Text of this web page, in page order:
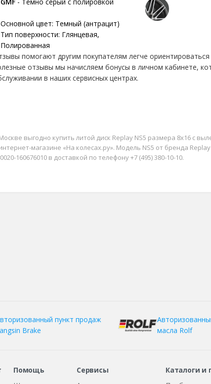
Основной цвет: Темный (антрацит)
Тип поверхности: Глянцевая,
Полированная
помогают другим покупателям легче ориентироваться
отзывы мы начисляем бонусы в личном кабинете,
в наших сервисных центрах.
выгодно купить литой диск Replay NS5 размера 8x16 с
магазине «На колесах.ру». Модель NS5 от бренда
160676010 в доставкой по телефону +7 (495) 380-10-10.
пункт продаж
Brake
масла Rolf
Помощь
Сервисы
Каталоги и